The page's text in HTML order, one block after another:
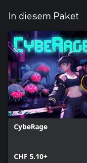
In diesem Paket
CybeRage
CHF 5.10+